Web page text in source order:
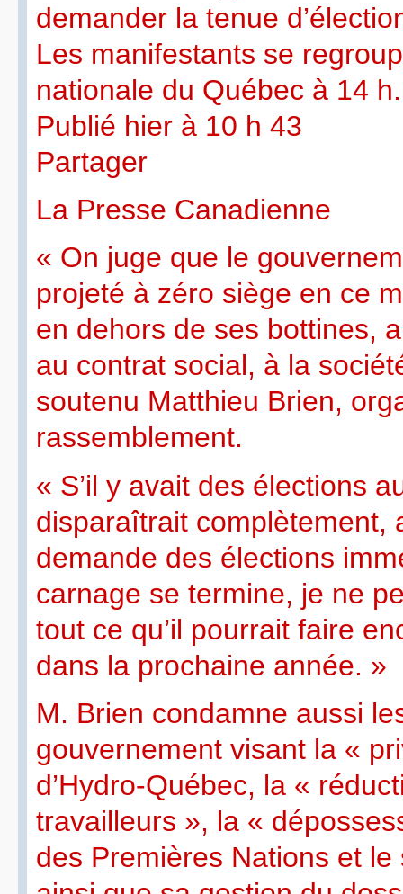
demander la tenue
Les manifestants se
nationale du Québec à 14 h.
Publié hier à 10 h 43
Partager
La Presse Canadienne
« On juge que le
projeté à zéro siège en ce
en dehors de ses bottines,
au contrat social, à la
soutenu Matthieu Brien,
rassemblement.
« S’il y avait des élections
disparaîtrait complètement,
demande des élections
carnage se termine, je ne
tout ce qu’il pourrait faire
dans la prochaine année. »
M. Brien condamne aussi
gouvernement visant la «
d’Hydro-Québec, la «
travailleurs », la «
des Premières Nations et